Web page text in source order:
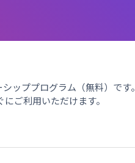
ッププログラム（無料）です。
ご利用いただけます。